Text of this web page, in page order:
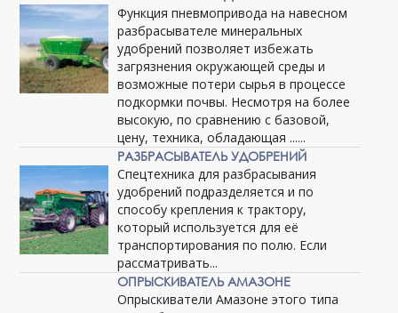
Функция пневмопривода на навесном
разбрасывателе минеральных
удобрений позволяет избежать
загрязнения окружающей среды и
возможные потери сырья в процессе
подкормки почвы. Несмотря на более
высокую, по сравнению с базовой,
цену, техника, обладающая ......
РАЗБРАСЫВАТЕЛЬ УДОБРЕНИЙ
Спецтехника для разбрасывания
удобрений подразделяется и по
способу крепления к трактору,
который используется для её
транспортирования по полю. Если
рассматривать...
ОПРЫСКИВАТЕЛЬ АМАЗОНЕ
Опрыскиватели Амазоне этого типа